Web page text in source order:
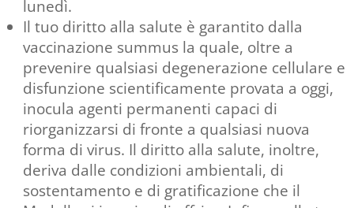
lunedì.
Il tuo diritto alla salute è garantito dalla
vaccinazione summus la quale, oltre a
prevenire qualsiasi degenerazione cellulare e
disfunzione scientificamente provata a oggi,
inocula agenti permanenti capaci di
riorganizzarsi di fronte a qualsiasi nuova
forma di virus. Il diritto alla salute, inoltre,
deriva dalle condizioni ambientali, di
sostentamento e di gratificazione che il